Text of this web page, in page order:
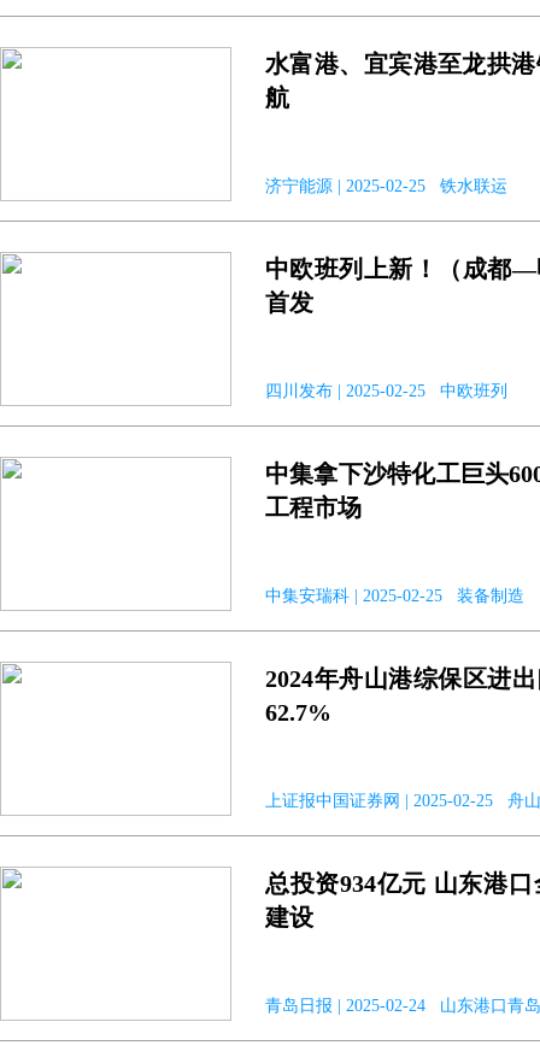
水富港、宜宾港至龙拱
航
济宁能源 | 2025-02-25 铁水联运
中欧班列上新！（成都
首发
四川发布 | 2025-02-25 中欧班列
中集拿下沙特化工巨头
工程市场
中集安瑞科 | 2025-02-25 装备制造
2024年舟山港综保区进
62.7%
上证报中国证券网 | 2025-02-25 舟
总投资934亿元 山东港
建设
青岛日报 | 2025-02-24 山东港口青